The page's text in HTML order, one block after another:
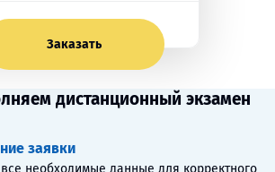
Заказать
дистанционный экзамен
заявки
необходимые данные для корректного